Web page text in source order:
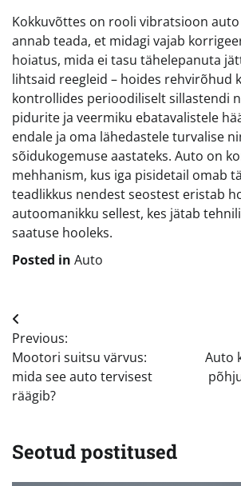
Kokkuvõttes on rooli vibratsioon auto
annab teada, et midagi vajab
hoiatus, mida ei tasu tähelepanuta
lihtsaid reegleid – hoides rehvirõhud
kontrollides perioodiliselt sillastendi
pidurite ja veermiku ebatavalistele
endale ja oma lähedastele turvalise
sõidukogemuse aastateks. Auto on
mehhanism, kus iga pisidetail omab
teadlikkus nendest seostest eristab
autoomanikku sellest, kes jätab
saatuse hooleks.
Posted in Auto
Navigeerimine
Previous:
Mootori suitsu värvus:
mida see auto tervisest
räägib?
Auto
Seotud postitused